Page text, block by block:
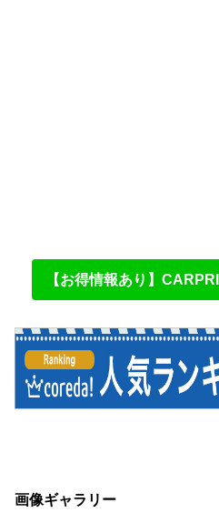
【お得情報あり】
画像ギャラリー